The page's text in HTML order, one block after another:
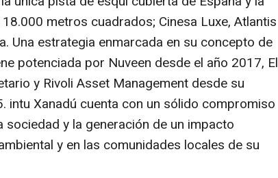
metros cuadrados; Cinesa Luxe, Atlantis
Una estrategia enmarcada en su concepto de
potenciada por Nuveen desde el año 2017, El
y Rivoli Asset Management desde su
intu Xanadú cuenta con un sólido compromiso
sociedad y la generación de un impacto
y en las comunidades locales de su